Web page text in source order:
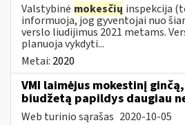
Valstybinė mokesčių inspekcija
informuoja, jog gyventojai nuo
verslo liudijimus 2021 metams.
planuoja vykdyti...
Metai: 2020
VMI laimėjus mokestinį
biudžetą papildys daugiau
Web turinio sąrašas 2020-10-05